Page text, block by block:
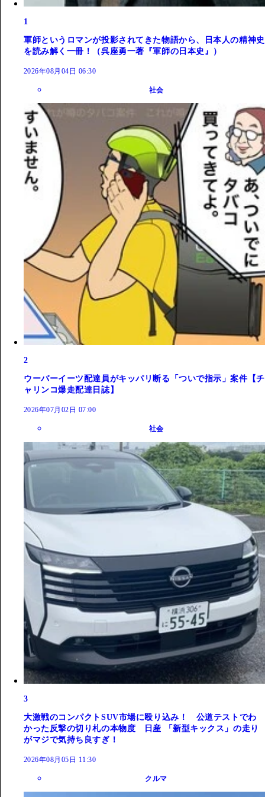
1
軍師というロマンが投影されてきた物語から、日本人の精神史
を読み解く一冊！（呉座勇一著『軍師の日本史』）
2026年08月04日 06:30
社会
2
ウーバーイーツ配達員がキッパリ断る「ついで指示」案件【チ
ャリンコ爆走配達日誌】
2026年07月02日 07:00
社会
3
大激戦のコンパクトSUV市場に殴り込み！ 公道テストでわ
かった反撃の切り札の本物度 日産 「新型キックス」の走り
がマジで気持ち良すぎ！
2026年08月05日 11:30
クルマ